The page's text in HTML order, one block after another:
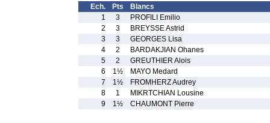
Ech. Pts
Blancs
1
3
PROFILI Emilio
2
3
BREYSSE Astrid
3
3
GEORGES Lisa
4
2
BARDAKJIAN Ohanes
5
2
GREUTHIER Alois
6
1½
MAYO Medard
7
1½
FROMHERZ Audrey
8
1
MIKRTCHIAN Lousine
9
1½ CHAUMONT Pierre